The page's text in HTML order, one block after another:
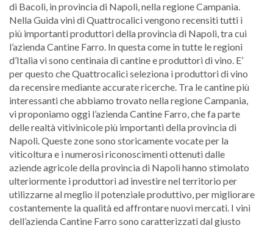
di Bacoli, in provincia di Napoli, nella regione Campania.
Nella Guida vini di Quattrocalici vengono recensiti tutti i
più importanti produttori della provincia di Napoli, tra cui
l’azienda Cantine Farro. In questa come in tutte le regioni
d’Italia vi sono centinaia di cantine e produttori di vino. E’
per questo che Quattrocalici seleziona i produttori di vino
da recensire mediante accurate ricerche. Tra le cantine più
interessanti che abbiamo trovato nella regione Campania,
vi proponiamo oggi l’azienda Cantine Farro, che fa parte
delle realtà vitivinicole più importanti della provincia di
Napoli. Queste zone sono storicamente vocate per la
viticoltura e i numerosi riconoscimenti ottenuti dalle
aziende agricole della provincia di Napoli hanno stimolato
ulteriormente i produttori ad investire nel territorio per
utilizzarne al meglio il potenziale produttivo, per migliorare
costantemente la qualità ed affrontare nuovi mercati. I vini
dell’azienda Cantine Farro sono caratterizzati dal giusto